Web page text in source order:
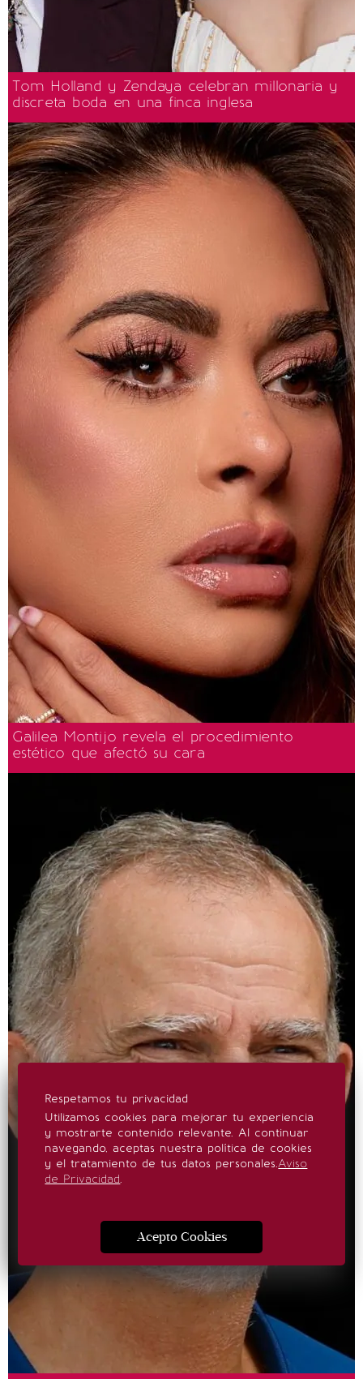
Tom Holland y Zendaya celebran millonaria y
discreta boda en una finca inglesa
Galilea Montijo revela el procedimiento
estético que afectó su cara
Respetamos tu privacidad
Utilizamos cookies para mejorar tu experiencia
y mostrarte contenido relevante. Al continuar
navegando, aceptas nuestra política de cookies
y el tratamiento de tus datos personales.Aviso
de Privacidad.
Acepto Cookies